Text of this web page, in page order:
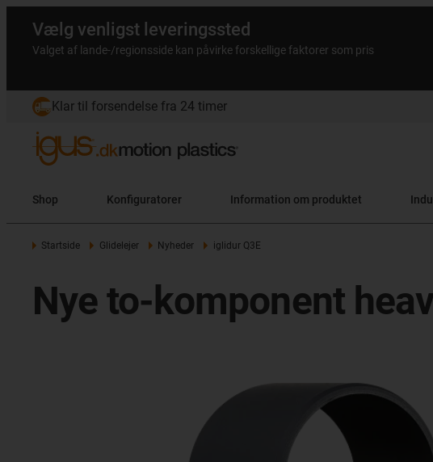
Vælg venligst leveringssted
Valget af lande-/regionsside kan påvirke forskellige faktorer som pris
Klar til forsendelse fra 24 timer
Shop Konfiguratorer Information om produktet
Startside Glidelejer Nyheder iglidur Q3E
Nye to-komponent